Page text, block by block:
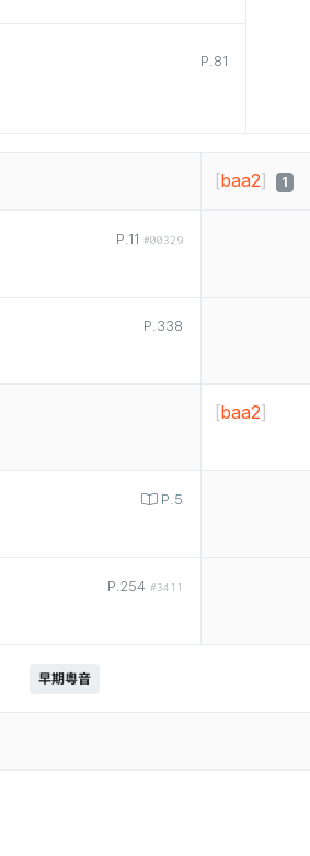
P.81
[baa2] 1
P.11 #00329
P.338
[baa2]
P.5
P.254 #3411
早期粵音